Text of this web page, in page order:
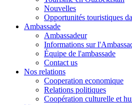
Nouvelles
Opportunités touristiques
Ambassade
Ambassadeur
Informations sur
Équipe de l'ambassade
Contact us
Nos relations
Cooperation economique
Relations politiques
Coopération culturelle et